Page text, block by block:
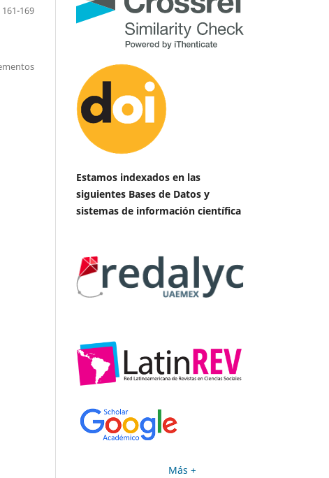
161-169
Estamos indexados en las
siguientes Bases de Datos y
sistemas de información científica
Más +